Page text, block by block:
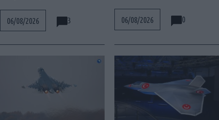
06/08/2026 3 06/08/2026 0